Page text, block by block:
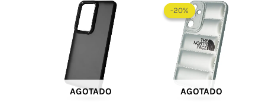
AGOTADO
-20%
AGOTADO
-20%
precio
original
era:
$ 60.000.